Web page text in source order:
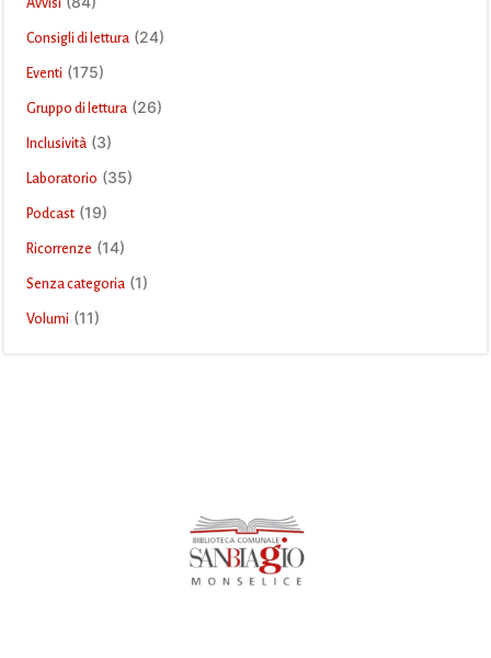
Avvisi
Consigli di lettura (24)
Eventi (175)
Gruppo di lettura (26)
Inclusività (3)
Laboratorio (35)
Podcast (19)
Ricorrenze (14)
Senza categoria (1)
Volumi (11)